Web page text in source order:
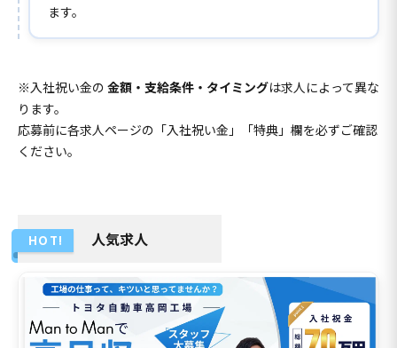
ます。
※入社祝い金の 金額・支給条件・タイミングは求人によって異な
ります。
応募前に各求人ページの「入社祝い金」「特典」欄を必ずご確認
ください。
HOT! 人気求人